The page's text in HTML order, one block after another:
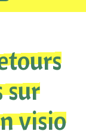
sur
visio